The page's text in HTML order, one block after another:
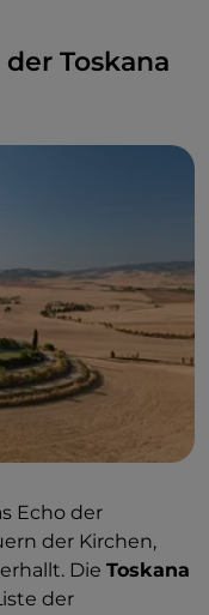
Toskana
Echo der
der Kirchen,
Die Toskana
der